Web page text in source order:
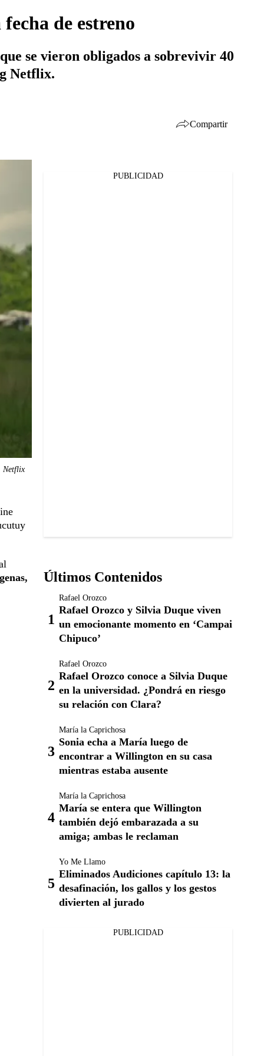
de estreno
se vieron obligados a sobrevivir 40
Netflix.
Compartir
Netflix
PUBLICIDAD
Últimos Contenidos
Rafael Orozco
Rafael Orozco y Silvia Duque viven
un emocionante momento en ‘Campai
Chipuco’
Rafael Orozco
Rafael Orozco conoce a Silvia Duque
en la universidad. ¿Pondrá en riesgo
su relación con Clara?
María la Caprichosa
Sonia echa a María luego de
encontrar a Willington en su casa
mientras estaba ausente
María la Caprichosa
María se entera que Willington
también dejó embarazada a su
amiga; ambas le reclaman
Yo Me Llamo
Eliminados Audiciones capítulo 13: la
desafinación, los gallos y los gestos
divierten al jurado
PUBLICIDAD